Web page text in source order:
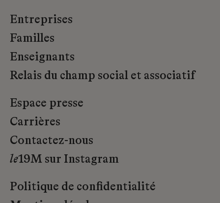
Entreprises
Familles
Enseignants
Relais du champ social et associatif
Espace presse
Carrières
Contactez-nous
le19M sur Instagram
Politique de confidentialité